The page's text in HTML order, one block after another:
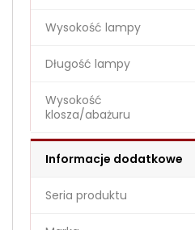
Wysokość lampy
Długość lampy
Wysokość
klosza/abażuru
Informacje dodatkowe
Seria produktu